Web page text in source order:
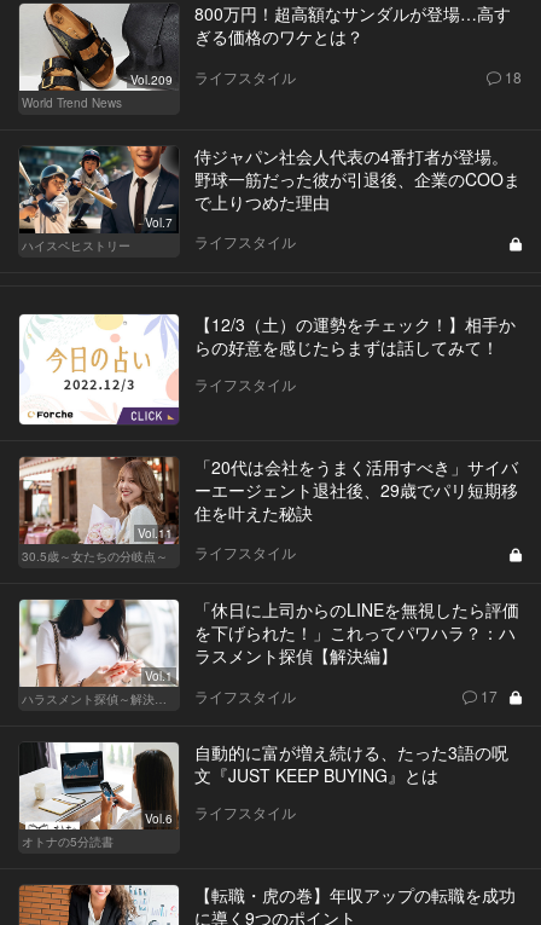
Vol.209
World Trend News
800万円！超高額なサンダルが登場…高す
ぎる価格のワケとは？
ライフスタイル 18
Vol.7
ハイスペヒストリー
侍ジャパン社会人代表の4番打者が登場。
野球一筋だった彼が引退後、企業のCOOま
で上りつめた理由
ライフスタイル
【12/3（土）の運勢をチェック！】相手か
らの好意を感じたらまずは話してみて！
ライフスタイル
Vol.11
30.5歳～女たちの分岐点～
「20代は会社をうまく活用すべき」サイバ
ーエージェント退社後、29歳でパリ短期移
住を叶えた秘訣
ライフスタイル
Vol.1
ハラスメント探偵～解決編～
「休日に上司からのLINEを無視したら評価
を下げられた！」これってパワハラ？：ハ
ラスメント探偵【解決編】
ライフスタイル 17
Vol.6
オトナの5分読書
自動的に富が増え続ける、たった3語の呪
文『JUST KEEP BUYING』とは
ライフスタイル
【転職・虎の巻】年収アップの転職を成功
に導く9つのポイント